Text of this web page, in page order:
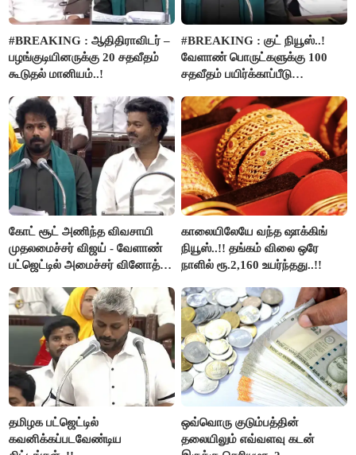
#BREAKING : ஆதிதிராவிடர் –
பழங்குடியினருக்கு 20 சதவீதம்
கூடுதல் மானியம்..!
#BREAKING : குட் நியூஸ்..!
வேளாண் பொருட்களுக்கு 100
சதவீதம் பயிர்க்காப்பீடு
வினோத்..!
கோட் சூட் அணிந்த விவசாயி
முதலமைச்சர் விஜய் - வேளாண்
பட்ஜெட்டில் அமைச்சர் வினோத்
காலையிலேயே வந்த ஷாக்கிங்
நியூஸ்..!! தங்கம் விலை ஒரே
நாளில் ரூ.2,160 உயர்ந்தது..!!
தமிழக பட்ஜெட்டில்
கவனிக்கப்படவேண்டிய
ஒவ்வொரு குடும்பத்தின்
தலையிலும் எவ்வளவு கடன்